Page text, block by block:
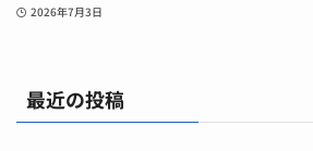
2026年7月3日
最近の投稿